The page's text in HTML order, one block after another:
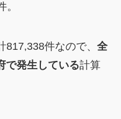
件なので、 全
で発生している計算